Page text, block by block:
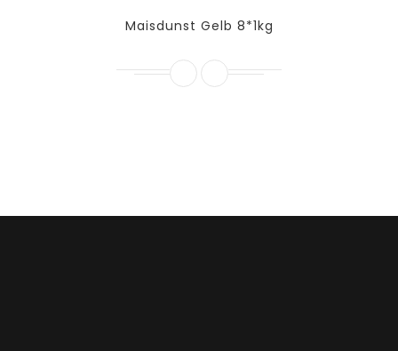
Maisdunst Gelb 8*1kg
Contrôle qualité (le courant peut être